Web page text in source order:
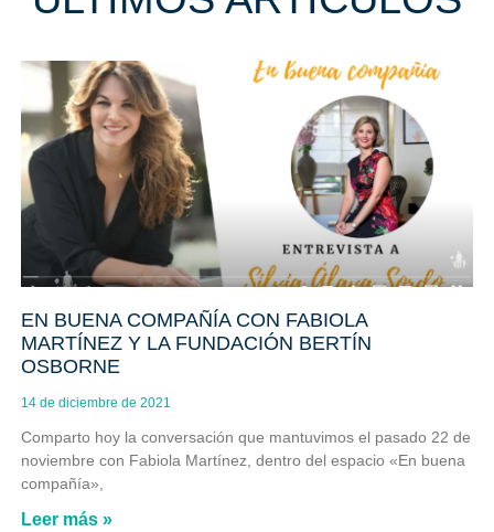
EN BUENA COMPAÑÍA CON FABIOLA
MARTÍNEZ Y LA FUNDACIÓN BERTÍN
OSBORNE
14 de diciembre de 2021
Comparto hoy la conversación que mantuvimos el pasado 22 de
noviembre con Fabiola Martínez, dentro del espacio «En buena
compañía»,
Leer más »